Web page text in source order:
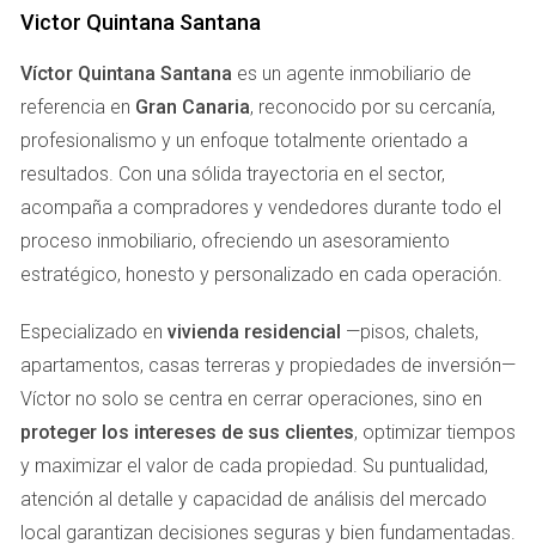
naturales permiten disfrutar de actividades como
estilo de vida saludable.
Teror
Si buscas un entorno más rural y tradicional, Teror es el
lugar perfecto. Este pintoresco pueblo es conocido por su
arquitectura canaria y su ambiente acogedor. Aquí puedes
encontrar mercados locales donde comprar productos
Casos Prácticos Naturales
Victor Quintana Santana
Víctor Quintana Santana es un agente inmobiliario de
referencia en Gran Canaria, reconocido por su cercanía,
profesionalismo y un enfoque totalmente orientado a
resultados. Con una sólida trayectoria en el sector,
acompaña a compradores y vendedores durante todo el
proceso inmobiliario, ofreciendo un asesoramiento
estratégico, honesto y personalizado en cada operación.
Especializado en vivienda residencial —pisos, chalets,
apartamentos, casas terreras y propiedades de inversión—
Víctor no solo se centra en cerrar operaciones, sino en
proteger los intereses de sus clientes, optimizar tiempos
y maximizar el valor de cada propiedad. Su puntualidad,
atención al detalle y capacidad de análisis del mercado
local garantizan decisiones seguras y bien fundamentadas.